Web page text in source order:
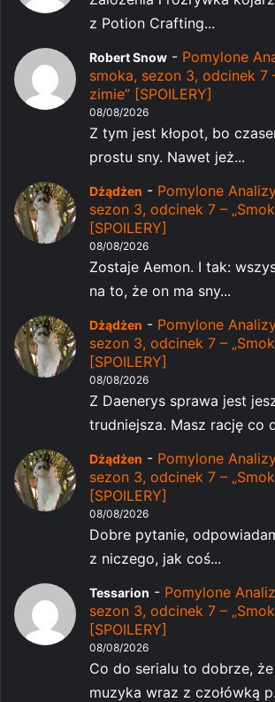
z Potion Crafting...
Robert Snow - Pomylone
smoka, sezon 3, odcinek 7
zimie” [SPOILERY]
08/08/2026
Z tym jest kłopot, bo
prostu sny. Nawet jeż...
Dżądżen - Pomylone
sezon 3, odcinek 7 –
[SPOILERY]
08/08/2026
Zostaje Aemon. I tak:
na to, że on ma sny...
Dżądżen - Pomylone
sezon 3, odcinek 7 –
[SPOILERY]
08/08/2026
Z Daenerys sprawa jest
trudniejsza. Masz rację co
Dżądżen - Pomylone
sezon 3, odcinek 7 –
[SPOILERY]
08/08/2026
Dobre pytanie,
z niczego, jak coś...
Tessarion - Pomylone
sezon 3, odcinek 7 –
[SPOILERY]
08/08/2026
Co do serialu to dobrze,
muzyka wraz z czołówką